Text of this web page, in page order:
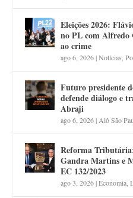
Eleições 2026:
no PL com Alfredo
ao crime
ago 6, 2026|Notícias ,
Futuro presidente
defende diálogo e
Abraji
ago 6, 2026| Alô São
Reforma
Gandra Martins e
EC 132/2023
ago 3, 2026|Economia ,